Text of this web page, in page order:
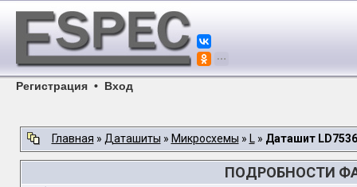
Регистрация • Вход
Главная » Даташиты » Микросхемы » L » Даташит
ПОДРОБНОСТИ